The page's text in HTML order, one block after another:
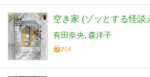
空き家 (ゾッとする怪談
有田奈央 森洋子
214